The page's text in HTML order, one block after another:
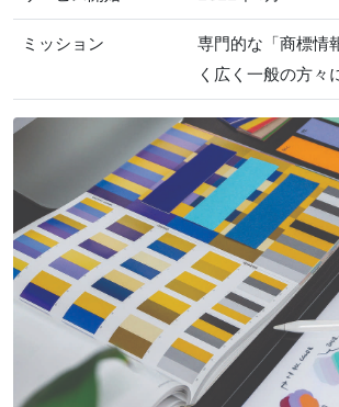
ミッション
専門的な「商標情
く広く一般の方々